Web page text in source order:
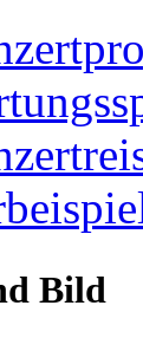
Bild